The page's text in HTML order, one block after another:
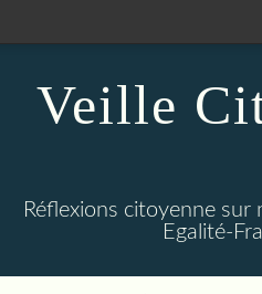
Veille
Réflexions citoyenne sur
Egalité-